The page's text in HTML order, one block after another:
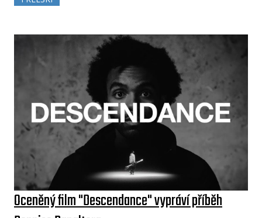
Oceněný film "Descendance" vypráví příběh